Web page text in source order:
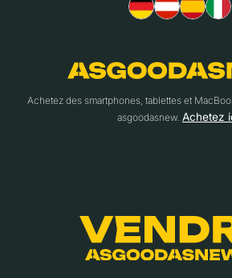
Achetez des smartphones, tablettes et
asgoodasnew. Achetez